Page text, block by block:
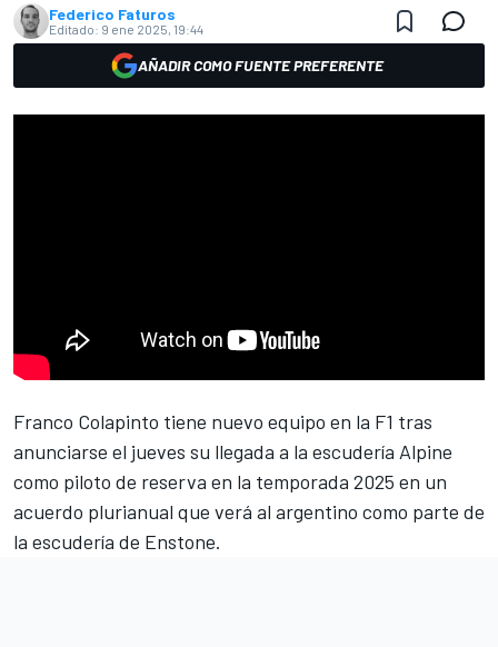
Federico Faturos
Editado: 9 ene 2025, 19:44
AÑADIR COMO FUENTE PREFERENTE
Franco Colapinto tiene nuevo equipo en la F1 tras
anunciarse el jueves su llegada a la escudería Alpine
como piloto de reserva en la temporada 2025 en un
acuerdo plurianual que verá al argentino como parte de
la escudería de Enstone.